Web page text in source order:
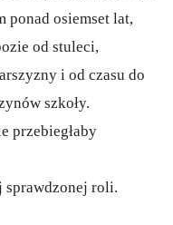
ponad osiemset lat,
od stuleci,
i od czasu do
szkoły.
przebiegłaby
sprawdzonej roli.